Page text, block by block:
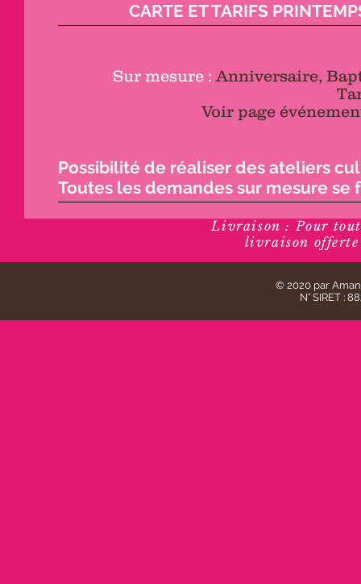
CARTE ET TARIFS
Sur mesure : Anniversaire,
Voir page
Possibilité de réaliser des ateliers
Toutes les demandes sur mesure se
Livraison : Pour
livraison offerte
© 2020 par
N° SIRET :